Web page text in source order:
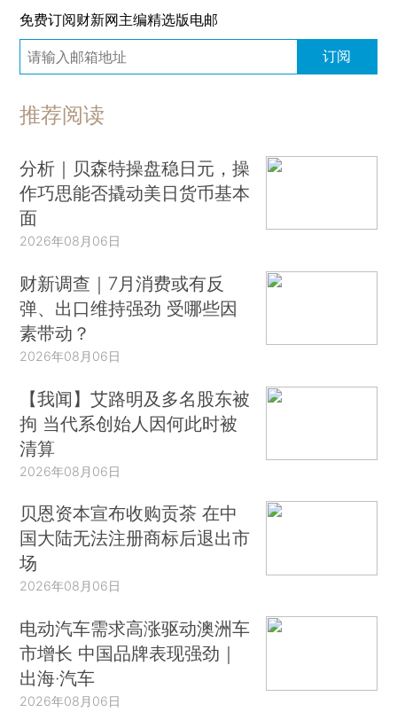
免费订阅财新网主编精选版电邮
订阅
推荐阅读
分析｜贝森特操盘稳日元，操
作巧思能否撬动美日货币基本
面
2026年08月06日
财新调查｜7月消费或有反
弹、出口维持强劲 受哪些因
素带动？
2026年08月06日
【我闻】艾路明及多名股东被
拘 当代系创始人因何此时被
清算
2026年08月06日
贝恩资本宣布收购贡茶 在中
国大陆无法注册商标后退出市
场
2026年08月06日
电动汽车需求高涨驱动澳洲车
市增长 中国品牌表现强劲｜
出海·汽车
2026年08月06日